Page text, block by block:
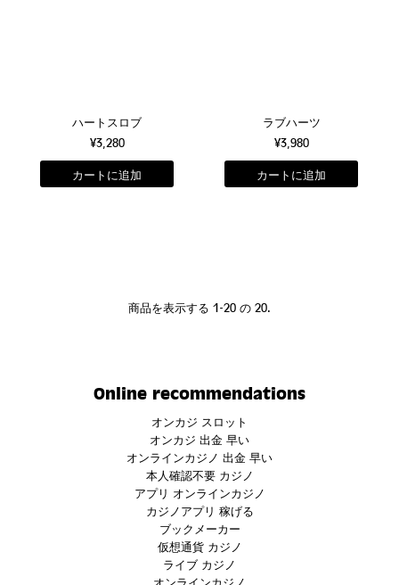
ハートスロブ
¥3,280
ラブハーツ
¥3,980
商品を表示する 1-20 の 20.
Online recommendations
オンカジ スロット
オンカジ 出金 早い
オンラインカジノ 出金 早い
本人確認不要 カジノ
アプリ オンラインカジノ
カジノアプリ 稼げる
ブックメーカー
仮想通貨 カジノ
ライブ カジノ
オンラインカジノ